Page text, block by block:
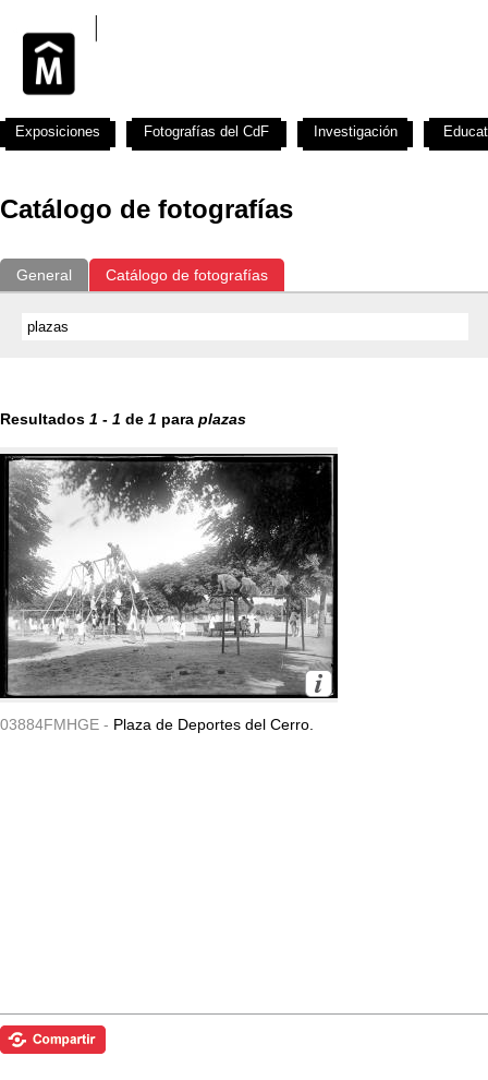
Catálogo de fotografías
General Catálogo de fotografías
Resultados 1 - 1 de 1 para plazas
03884FMHGE - Plaza de Deportes del Cerro.
Exposiciones Fotografías del CdF Investigación